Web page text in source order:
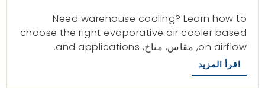
Need warehouse cooling? Learn how to
choose the right evaporative air cooler based
on airflow, مقاس, مناخ, and applications
.
اقرأ المزيد